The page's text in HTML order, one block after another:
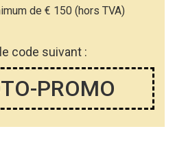
de € 150 (hors TVA)
code suivant :
PROMO